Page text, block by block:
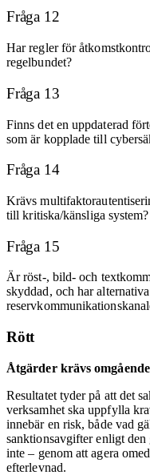
Fråga 12
Har regler för
regelbundet?
Fråga 13
Finns det en uppdaterad
som är kopplade till
Fråga 14
Krävs
till kritiska/känsliga system?
Fråga 15
Är röst-, bild- och
skyddad, och har
Rött
Åtgärder krävs
Resultatet tyder på att det
verksamhet ska uppfylla
innebär en risk, både vad
sanktionsavgifter enligt
inte – genom att agera
efterlevnad.